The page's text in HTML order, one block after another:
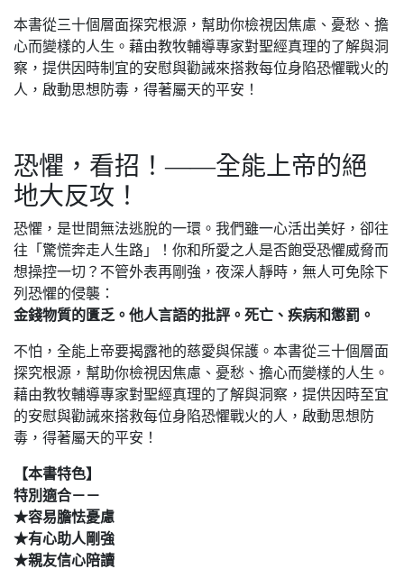
本書從三十個層面探究根源，幫助你檢視因焦慮、憂愁、擔
心而變樣的人生。藉由教牧輔導專家對聖經真理的了解與洞
察，提供因時制宜的安慰與勸誡來搭救每位身陷恐懼戰火的
人，啟動思想防毒，得著屬天的平安！
恐懼，看招！——全能上帝的絕
地大反攻！
恐懼，是世間無法逃脫的一環。我們雖一心活出美好，卻往
往「驚慌奔走人生路」！你和所愛之人是否飽受恐懼威脅而
想操控一切？不管外表再剛強，夜深人靜時，無人可免除下
列恐懼的侵襲：
金錢物質的匱乏。他人言語的批評。死亡、疾病和懲罰。
不怕，全能上帝要揭露祂的慈愛與保護。本書從三十個層面
探究根源，幫助你檢視因焦慮、憂愁、擔心而變樣的人生。
藉由教牧輔導專家對聖經真理的了解與洞察，提供因時至宜
的安慰與勸誡來搭救每位身陷恐懼戰火的人，啟動思想防
毒，得著屬天的平安！
【本書特色】
特別適合－－
★容易膽怯憂慮
★有心助人剛強
★親友信心陪讀